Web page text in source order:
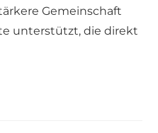
Gemeinschaft
unterstützt, die direkt